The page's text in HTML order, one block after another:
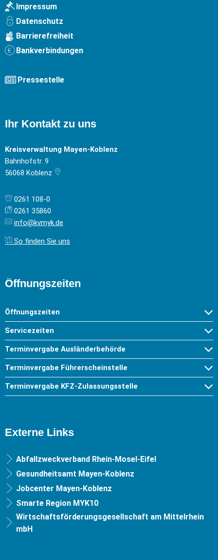
Impressum
Datenschutz
Barrierefreiheit
Bankverbindungen
Pressestelle
Ihr Kontakt zu uns
Kreisverwaltung Mayen-Koblenz
Bahnhofstr. 9
56068 Koblenz
0261 108-0
0261 35860
info@kvmyk.de
So finden Sie uns
Öffnungszeiten
Öffnungszeiten
Servicezeiten
Terminvergabe Ausländerbehörde
Terminvergabe Führerscheinstelle
Terminvergabe KFZ-Zulassungsstelle
Externe Links
Abfallzweckverband Rhein-Mosel-Eifel
Gesundheitsamt Mayen-Koblenz
Jobcenter Mayen-Koblenz
Smarte Region MYK10
Wirtschaftsförderungsgesellschaft am Mittelrhein
mbH